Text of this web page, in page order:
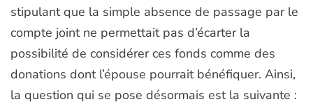
stipulant que la simple absence de passage par le
compte joint ne permettait pas d’écarter la
possibilité de considérer ces fonds comme des
donations dont l’épouse pourrait bénéfiquer. Ainsi,
la question qui se pose désormais est la suivante :